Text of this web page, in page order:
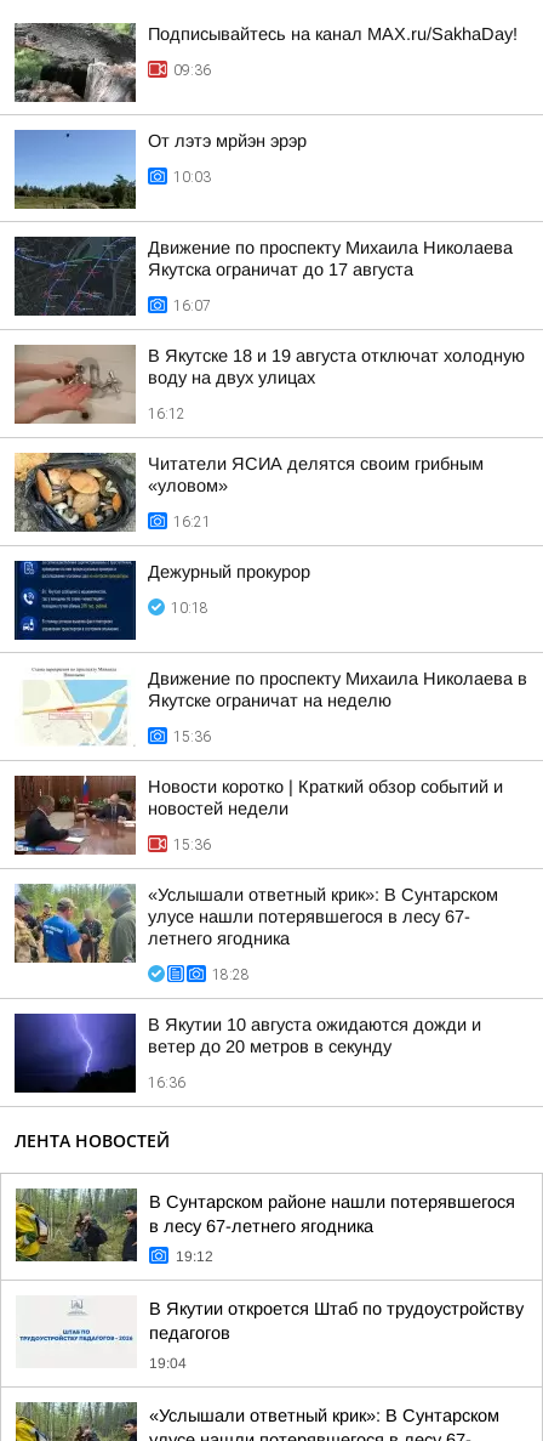
Подписывайтесь на канал MAX.ru/SakhaDay!
09:36
От лэтэ мрйэн эрэр
10:03
Движение по проспекту Михаила Николаева
Якутска ограничат до 17 августа
16:07
В Якутске 18 и 19 августа отключат холодную
воду на двух улицах
16:12
Читатели ЯСИА делятся своим грибным
«уловом»
16:21
Дежурный прокурор
10:18
Движение по проспекту Михаила Николаева в
Якутске ограничат на неделю
15:36
Новости коротко | Краткий обзор событий и
новостей недели
15:36
«Услышали ответный крик»: В Сунтарском
улусе нашли потерявшегося в лесу 67-
летнего ягодника
18:28
В Якутии 10 августа ожидаются дожди и
ветер до 20 метров в секунду
16:36
ЛЕНТА НОВОСТЕЙ
В Сунтарском районе нашли потерявшегося
в лесу 67-летнего ягодника
19:12
В Якутии откроется Штаб по трудоустройству
педагогов
19:04
«Услышали ответный крик»: В Сунтарском